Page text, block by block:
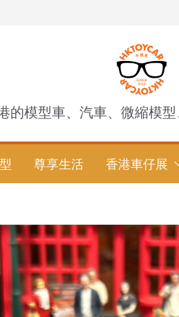
的模型車、汽車、微縮模
尊享生活 香港車仔展